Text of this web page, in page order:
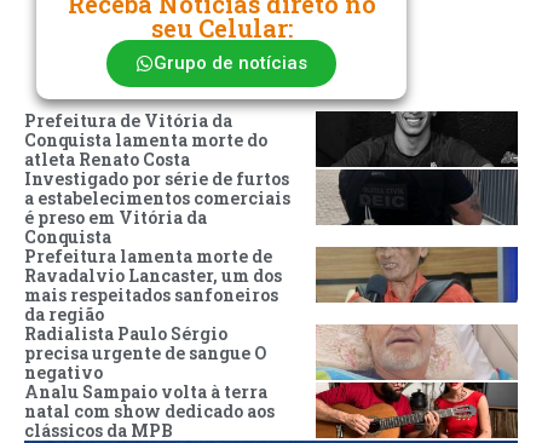
seu Celular:
Grupo de notícias
Prefeitura de Vitória da
Conquista lamenta morte do
atleta Renato Costa
Investigado por série de furtos
a estabelecimentos comerciais
é preso em Vitória da
Conquista
Prefeitura lamenta morte de
Ravadalvio Lancaster, um dos
mais respeitados sanfoneiros
da região
Radialista Paulo Sérgio
precisa urgente de sangue O
negativo
Analu Sampaio volta à terra
natal com show dedicado aos
clássicos da MPB